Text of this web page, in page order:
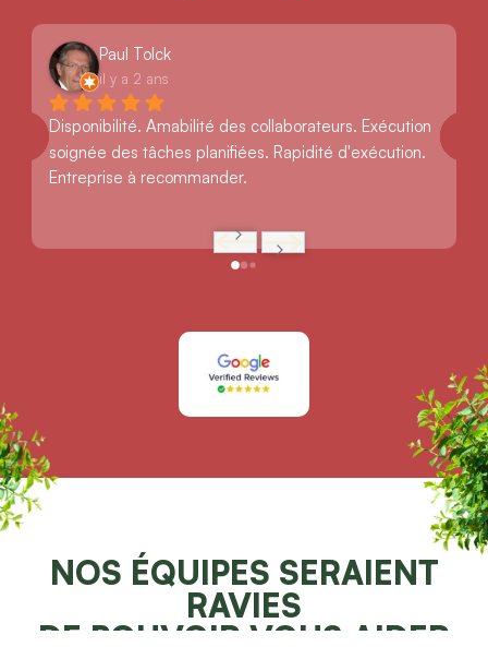
Paul Tolck
il y a 2 ans
Disponibilité. Amabilité des collaborateurs. Exécution
soignée des tâches planifiées. Rapidité d'exécution.
Entreprise à recommander.
NOS ÉQUIPES SERAIENT
RAVIES
DE POUVOIR VOUS AIDER